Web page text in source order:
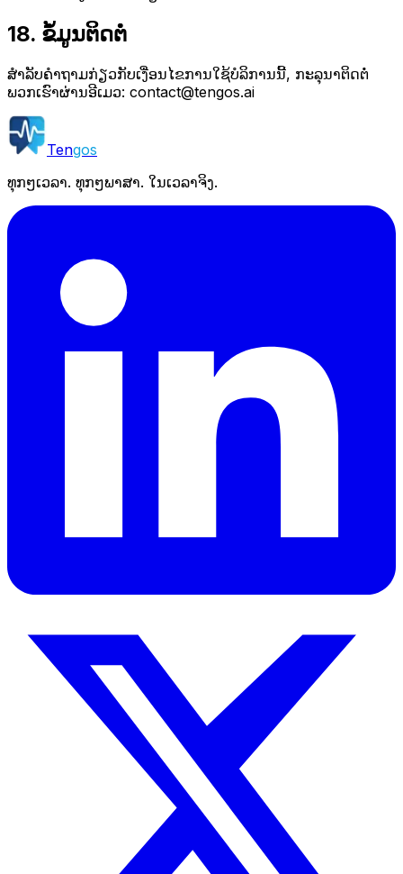
18. ຂໍ້ມູນຕິດຕໍ່
ສໍາລັບຄໍາຖາມກ່ຽວກັບເງື່ອນໄຂການໃຊ້ບໍລິການນີ້, ກະລຸນາຕິດຕໍ່
ພວກເຮົາຜ່ານອີເມວ: contact@tengos.ai
Tengos
ທຸກໆເວລາ. ທຸກໆພາສາ. ໃນເວລາຈິງ.